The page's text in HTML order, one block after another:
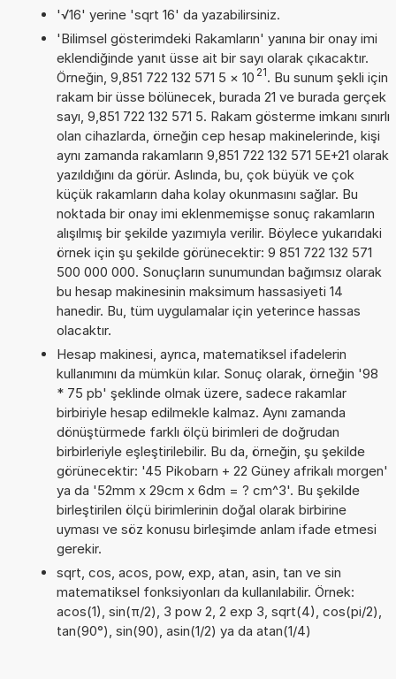
'√16' yerine 'sqrt 16' da yazabilirsiniz.
'Bilimsel gösterimdeki Rakamların' yanına bir onay imi
eklendiğinde yanıt üsse ait bir sayı olarak çıkacaktır.
Örneğin, 9,851 722 132 571 5 × 10 21. Bu sunum şekli için
rakam bir üsse bölünecek, burada 21 ve burada gerçek
sayı, 9,851 722 132 571 5. Rakam gösterme imkanı sınırlı
olan cihazlarda, örneğin cep hesap makinelerinde, kişi
aynı zamanda rakamların 9,851 722 132 571 5E+21 olarak
yazıldığını da görür. Aslında, bu, çok büyük ve çok
küçük rakamların daha kolay okunmasını sağlar. Bu
noktada bir onay imi eklenmemişse sonuç rakamların
alışılmış bir şekilde yazımıyla verilir. Böylece yukarıdaki
örnek için şu şekilde görünecektir: 9 851 722 132 571
500 000 000. Sonuçların sunumundan bağımsız olarak
bu hesap makinesinin maksimum hassasiyeti 14
hanedir. Bu, tüm uygulamalar için yeterince hassas
olacaktır.
Hesap makinesi, ayrıca, matematiksel ifadelerin
kullanımını da mümkün kılar. Sonuç olarak, örneğin '98
* 75 pb' şeklinde olmak üzere, sadece rakamlar
birbiriyle hesap edilmekle kalmaz. Aynı zamanda
dönüştürmede farklı ölçü birimleri de doğrudan
birbirleriyle eşleştirilebilir. Bu da, örneğin, şu şekilde
görünecektir: '45 Pikobarn + 22 Güney afrikalı morgen'
ya da '52mm x 29cm x 6dm = ? cm^3'. Bu şekilde
birleştirilen ölçü birimlerinin doğal olarak birbirine
uyması ve söz konusu birleşimde anlam ifade etmesi
gerekir.
sqrt, cos, acos, pow, exp, atan, asin, tan ve sin
matematiksel fonksiyonları da kullanılabilir. Örnek:
acos(1), sin(π/2), 3 pow 2, 2 exp 3, sqrt(4), cos(pi/2),
tan(90°), sin(90), asin(1/2) ya da atan(1/4)